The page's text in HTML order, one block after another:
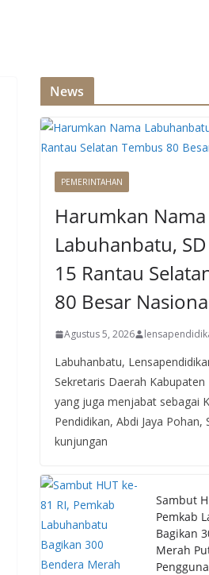
News
PEMERINTAHAN
Harumkan Nama
Labuhanbatu,
15 Rantau
80 Besar
Agustus 5, 2026
Labuhanbatu,
Sekretaris Daerah Kabupaten
yang juga menjabat sebagai
Pendidikan, Abdi Jaya Pohan,
kunjungan
Sambut
Pemkab
Bagikan
Merah